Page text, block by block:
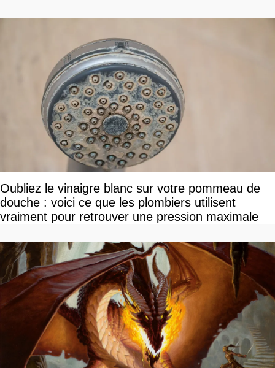
Oubliez le vinaigre blanc sur votre pommeau de
douche : voici ce que les plombiers utilisent
vraiment pour retrouver une pression maximale